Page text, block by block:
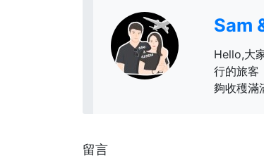
Sam
Hello,大
行的旅客
夠收穫滿
留言